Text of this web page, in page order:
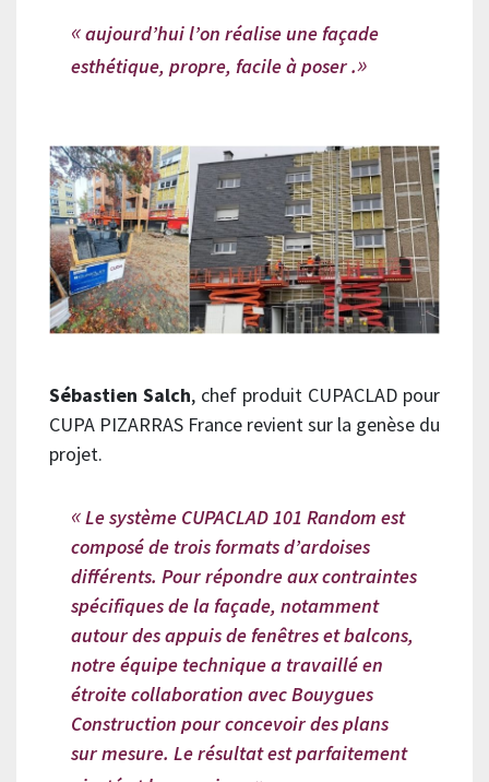
aujourd’hui l’on réalise une façade
esthétique, propre, facile à poser .
Sébastien Salch, chef produit CUPACLAD pour
CUPA PIZARRAS France revient sur la genèse du
projet.
Le système CUPACLAD 101 Random est
composé de trois formats d’ardoises
différents. Pour répondre aux contraintes
spécifiques de la façade, notamment
autour des appuis de fenêtres et balcons,
notre équipe technique a travaillé en
étroite collaboration avec Bouygues
Construction pour concevoir des plans
sur mesure. Le résultat est parfaitement